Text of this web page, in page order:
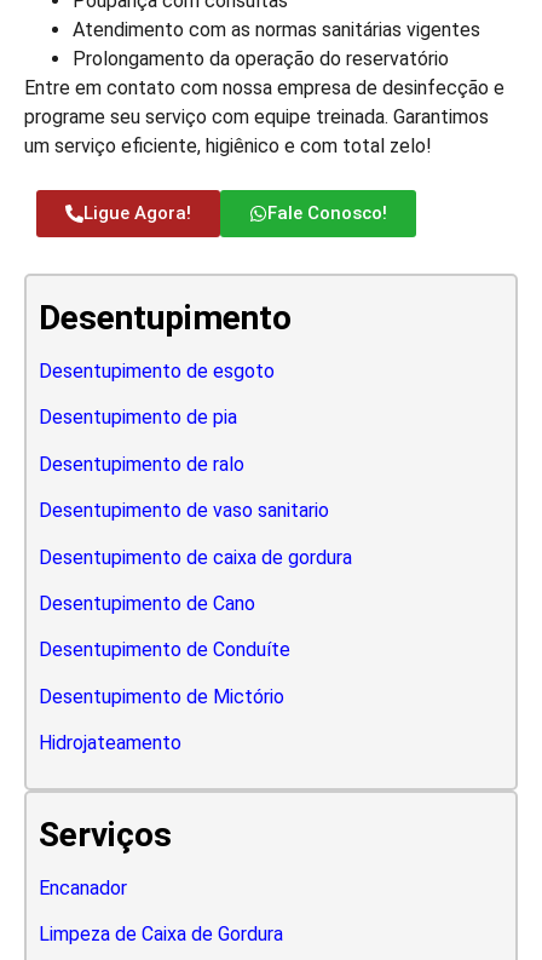
Atendimento com as normas sanitárias vigentes
Prolongamento da operação do reservatório
Entre em contato com nossa empresa de desinfecção e
programe seu serviço com equipe treinada. Garantimos
um serviço eficiente, higiênico e com total zelo!
Ligue Agora! Fale Conosco!
Desentupimento
Desentupimento de esgoto
Desentupimento de pia
Desentupimento de ralo
Desentupimento de vaso sanitario
Desentupimento de caixa de gordura
Desentupimento de Cano
Desentupimento de Conduíte
Desentupimento de Mictório
Hidrojateamento
Serviços
Encanador
Limpeza de Caixa de Gordura